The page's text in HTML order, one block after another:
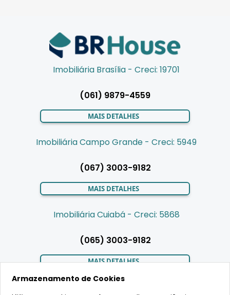
Imobiliária Brasília - Creci: 19701
(061) 9879-4559
MAIS DETALHES
Imobiliária Campo Grande - Creci: 5949
(067) 3003-9182
MAIS DETALHES
Imobiliária Cuiabá - Creci: 5868
(065) 3003-9182
MAIS DETALHES
Armazenamento de Cookies